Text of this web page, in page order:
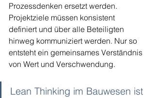
Prozessdenken ersetzt werden.
Projektziele müssen konsistent
definiert und über alle Beteiligten
hinweg kommuniziert werden. Nur so
entsteht ein gemeinsames Verständnis
von Wert und Verschwendung.
Lean Thinking im Bauwesen ist